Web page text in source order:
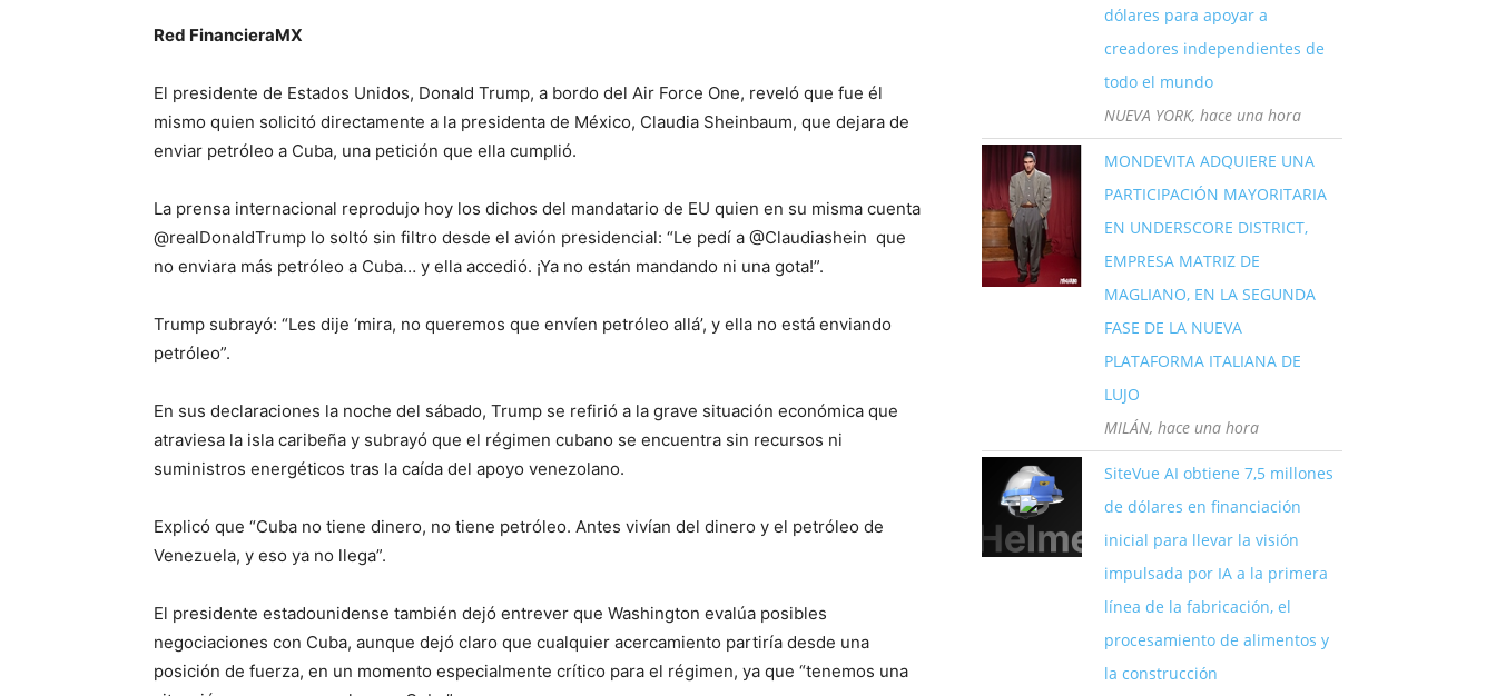
Red FinancieraMX
El presidente de Estados Unidos, Donald Trump, a bordo del Air Force One, reveló que fue él
mismo quien solicitó directamente a la presidenta de México, Claudia Sheinbaum, que dejara de
enviar petróleo a Cuba, una petición que ella cumplió.
La prensa internacional reprodujo hoy los dichos del mandatario de EU quien en su misma cuenta
@realDonaldTrump lo soltó sin filtro desde el avión presidencial: “Le pedí a @Claudiashein que
no enviara más petróleo a Cuba… y ella accedió. ¡Ya no están mandando ni una gota!”.
Trump subrayó: “Les dije ‘mira, no queremos que envíen petróleo allá’, y ella no está enviando
petróleo”.
En sus declaraciones la noche del sábado, Trump se refirió a la grave situación económica que
atraviesa la isla caribeña y subrayó que el régimen cubano se encuentra sin recursos ni
suministros energéticos tras la caída del apoyo venezolano.
Explicó que “Cuba no tiene dinero, no tiene petróleo. Antes vivían del dinero y el petróleo de
Venezuela, y eso ya no llega”.
El presidente estadounidense también dejó entrever que Washington evalúa posibles
negociaciones con Cuba, aunque dejó claro que cualquier acercamiento partiría desde una
posición de fuerza, en un momento especialmente crítico para el régimen, ya que “tenemos una
dólares para apoyar a
creadores independientes de
todo el mundo
NUEVA YORK, hace una hora
MONDEVITA ADQUIERE UNA
PARTICIPACIÓN MAYORITARIA
EN UNDERSCORE DISTRICT,
EMPRESA MATRIZ DE
MAGLIANO, EN LA SEGUNDA
FASE DE LA NUEVA
PLATAFORMA ITALIANA DE
LUJO
MILÁN, hace una hora
SiteVue AI obtiene 7,5 millones
de dólares en financiación
inicial para llevar la visión
impulsada por IA a la primera
línea de la fabricación, el
procesamiento de alimentos y
la construcción